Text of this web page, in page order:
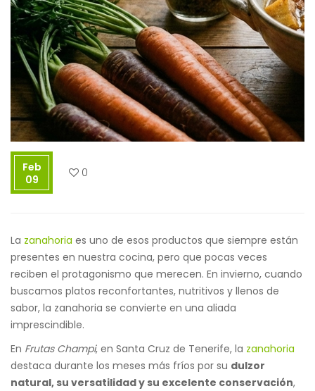
Feb
09
0
La zanahoria es uno de esos productos que siempre están
presentes en nuestra cocina, pero que pocas veces
reciben el protagonismo que merecen. En invierno, cuando
buscamos platos reconfortantes, nutritivos y llenos de
sabor, la zanahoria se convierte en una aliada
imprescindible.
En Frutas Champi, en Santa Cruz de Tenerife, la zanahoria
destaca durante los meses más fríos por su dulzor
natural, su versatilidad y su excelente conservación,